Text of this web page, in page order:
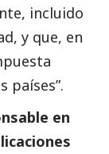
incluido
y que, en
países”.
en